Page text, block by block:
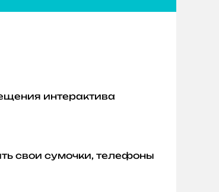
интерактива
свои сумочки, телефоны